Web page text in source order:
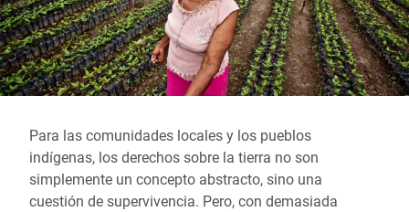
a
la
navegación
Para las comunidades locales y los pueblos
indígenas, los derechos sobre la tierra no son
simplemente un concepto abstracto, sino una
cuestión de supervivencia. Pero, con demasiada